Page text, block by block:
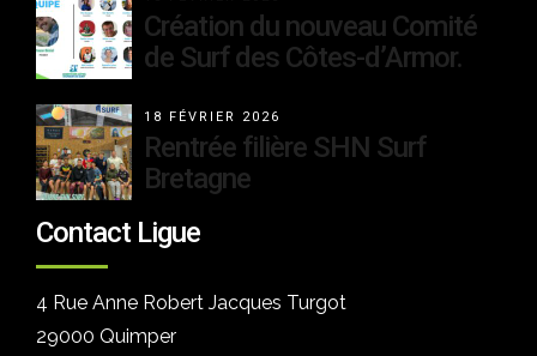
Création du nouveau Comité
de Surf des Côtes-d’Armor.
18 FÉVRIER 2026
Rentrée filière SHN Surf
Bretagne
Contact Ligue
4 Rue Anne Robert Jacques Turgot
29000 Quimper